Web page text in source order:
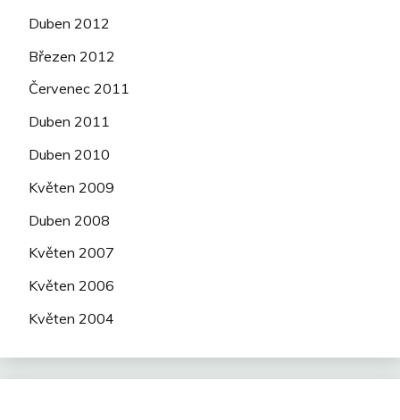
Duben 2012
Březen 2012
Červenec 2011
Duben 2011
Duben 2010
Květen 2009
Duben 2008
Květen 2007
Květen 2006
Květen 2004